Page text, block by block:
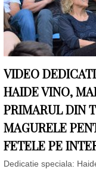
VIDEO
HAIDE VINO,
PRIMARUL DIN
MAGURELE
FETELE PE
Dedicatie speciala: